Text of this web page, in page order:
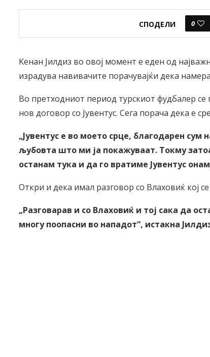
СПОДЕЛИ 0
Keнан Јилдиз во овој момент е еден од
израдува навивачите порачувајќи дека
Во претходниот период турскиот фудбалер
нов договор со Јувентус. Сега порача дека е
„Јувентус е во моето срце, благодарен
љубовта што ми ја покажуваат. Токму
останам тука и да го вратиме Јувентус
Откри и дека имал разговор со Влаховиќ кој
„Разговарав и со Влаховиќ и тој сака да
многу поопасни во нападот“, истакна